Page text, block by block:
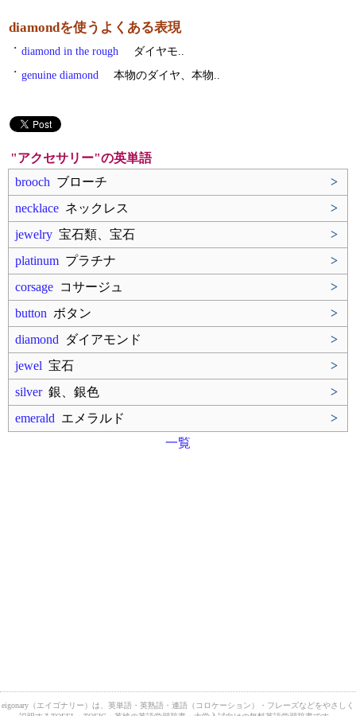
diamondを使うよくある表現
・ diamond in the rough
ダイヤモ..
・ genuine diamond 本物のダイヤ、本物..
"アクセサリー"の英単語
brooch ブローチ
>
necklace ネックレス
>
jewelry 宝石類、宝石
>
platinum プラチナ
>
corsage コサージュ
>
button ボタン
>
diamond ダイアモンド
>
jewel 宝石
>
silver銀、銀色
>
emerald エメラルド
>
一覧
eigonary（エイゴナリー）は、英単語・英熟語・連語（コロケーション）・フレーズなどをやさしく